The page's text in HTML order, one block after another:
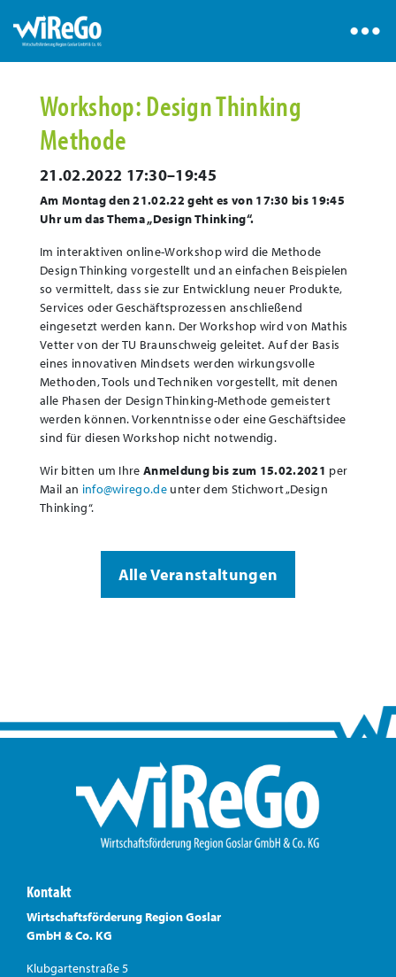
Workshop: Design Thinking
Methode
21.02.2022 17:30–19:45
Am Montag den 21.02.22 geht es von 17:30 bis 19:45
Uhr um das Thema „Design Thinking“.
Im interaktiven online-Workshop wird die Methode
Design Thinking vorgestellt und an einfachen Beispielen
so vermittelt, dass sie zur Entwicklung neuer Produkte,
Services oder Geschäftsprozessen anschließend
eingesetzt werden kann. Der Workshop wird von Mathis
Vetter von der TU Braunschweig geleitet. Auf der Basis
eines innovativen Mindsets werden wirkungsvolle
Methoden, Tools und Techniken vorgestellt, mit denen
alle Phasen der Design Thinking-Methode gemeistert
werden können. Vorkenntnisse oder eine Geschäftsidee
sind für diesen Workshop nicht notwendig.
Wir bitten um IhreAnmeldung bis zum 15.02.2021 per
Mail an info@wirego.de unter dem Stichwort „Design
Thinking“.
Alle Veranstaltungen
Kontakt
Wirtschaftsförderung Region Goslar
GmbH & Co. KG
Klubgartenstraße 5